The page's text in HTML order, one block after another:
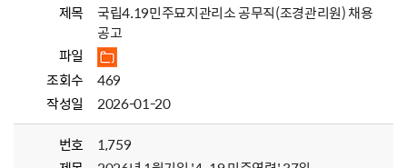
제목
국립4.19민주묘지관리소 공무직(조경관리원) 채용
공고
파일
조회수
469
작성일
2026-01-20
번호
1,759